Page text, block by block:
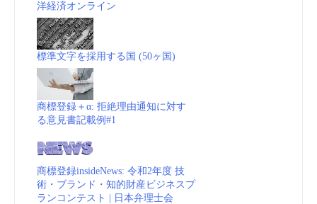
洋経済オンライン
標準文字を採用する国 (50ヶ国)
商標登録＋α: 拒絶理由通知に対す
る意見書記載例#1
商標登録insideNews: 令和2年度 技
術・ブランド・知的財産ビジネスプ
ランコンテスト | 日本弁理士会